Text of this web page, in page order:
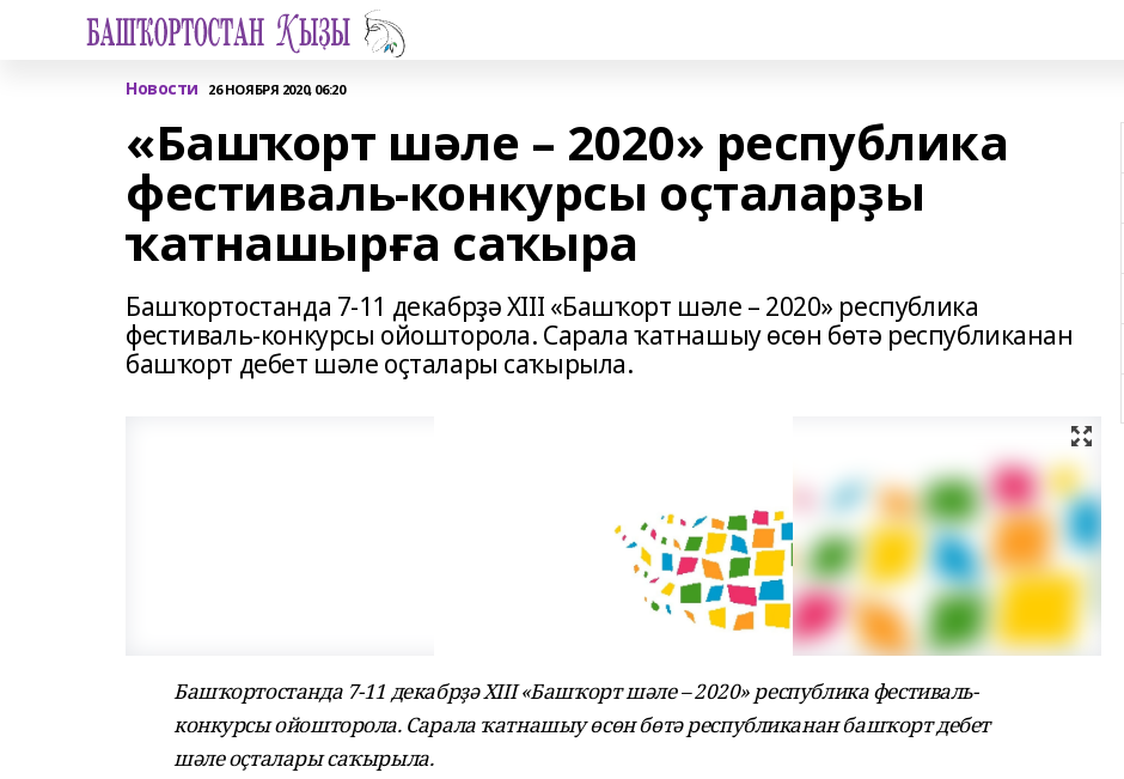
Новости 26 НОЯБРЯ 2020, 06:20
«Башҡорт шәле – 2020» республика
фестиваль-конкурсы оҫталарҙы
ҡатнашырға саҡыра
Башҡортостанда 7-11 декабрҙә ХIII «Башҡорт шәле – 2020» республика
фестиваль-конкурсы ойошторола. Сарала ҡатнашыу өсөн бөтә республиканан
башҡорт дебет шәле оҫталары саҡырыла.
Башҡортостанда 7-11 декабрҙә ХIII «Башҡорт шәле – 2020» республика фестиваль-
конкурсы ойошторола. Сарала ҡатнашыу өсөн бөтә республиканан башҡорт дебет
шәле оҫталары саҡырыла.